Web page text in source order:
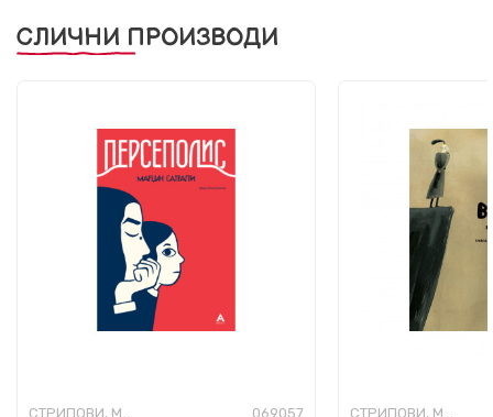
СЛИЧНИ ПРОИЗВОДИ
СТРИПОВИ, МАНГА И ГРАФИЧКИ НОВЕЛИ 069057 СТРИПОВИ, МАНГА И ГРАФИЧКИ НОВЕЛИ